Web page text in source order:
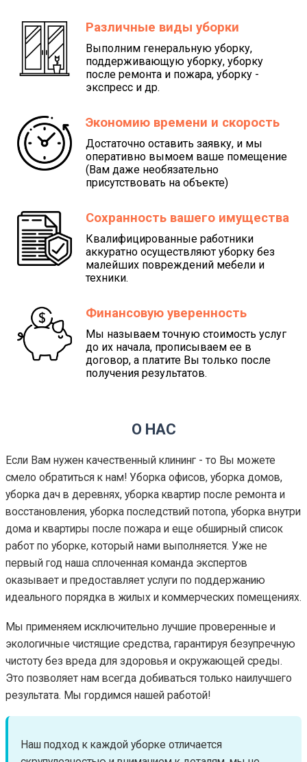
Различные виды уборки
Выполним генеральную уборку,
поддерживающую уборку, уборку
после ремонта и пожара, уборку -
экспресс и др.
Экономию времени и скорость
Достаточно оставить заявку, и мы
оперативно вымоем ваше помещение
(Вам даже необязательно
присутствовать на объекте)
Сохранность вашего имущества
Квалифицированные работники
аккуратно осуществляют уборку без
малейших повреждений мебели и
техники.
Финансовую уверенность
Мы называем точную стоимость услуг
до их начала, прописываем ее в
договор, а платите Вы только после
получения результатов.
О НАС
Если Вам нужен качественный клининг - то Вы можете
смело обратиться к нам! Уборка офисов, уборка домов,
уборка дач в деревнях, уборка квартир после ремонта и
восстановления, уборка последствий потопа, уборка внутри
дома и квартиры после пожара и еще обширный список
работ по уборке, который нами выполняется. Уже не
первый год наша сплоченная команда экспертов
оказывает и предоставляет услуги по поддержанию
идеального порядка в жилых и коммерческих помещениях.
Мы применяем исключительно лучшие проверенные и
экологичные чистящие средства, гарантируя безупречную
чистоту без вреда для здоровья и окружающей среды.
Это позволяет нам всегда добиваться только наилучшего
результата. Мы гордимся нашей работой!
Наш подход к каждой уборке отличается